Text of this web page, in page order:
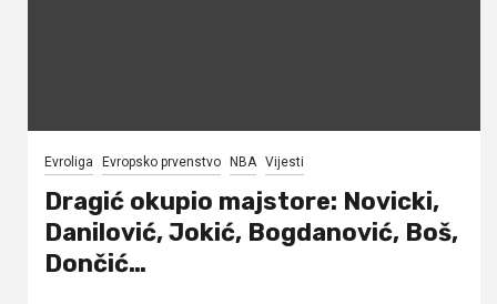
Evroliga Evropsko prvenstvo NBA Vijesti
Dragić okupio majstore: Novicki,
Danilović, Jokić, Bogdanović, Boš,
Dončić…